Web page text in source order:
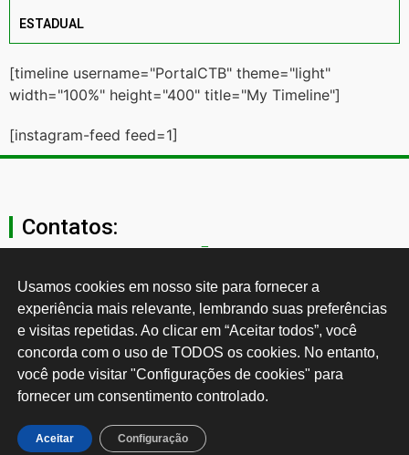
ESTADUAL
[timeline username="PortalCTB" theme="light"
width="100%" height="400" title="My Timeline"]
[instagram-feed feed=1]
Contatos:
secgeral@ctb.org.br
11 3874-0040
Rua Cardoso de Almeida, 1843, Sumaré São Paulo - SP -
Brasil CEP: 01251-001
Desenvolvido por:
Usamos cookies em nosso site para fornecer a
experiência mais relevante, lembrando suas preferências
e visitas repetidas. Ao clicar em “Aceitar todos”, você
concorda com o uso de TODOS os cookies. No entanto,
você pode visitar "Configurações de cookies" para
fornecer um consentimento controlado.
Aceitar Configuração